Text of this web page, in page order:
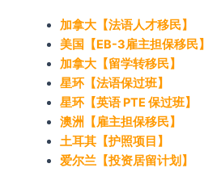
加拿大【法语人才移民】
美国【EB-3雇主担保移民】
加拿大【留学转移民】
星环【法语保过班】
星环【英语 PTE 保过班】
澳洲【雇主担保移民】
土耳其【护照项目】
爱尔兰【投资居留计划】